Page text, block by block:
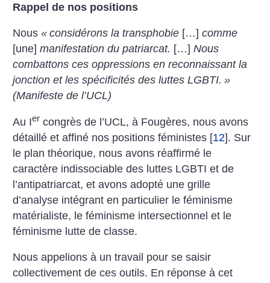
Rappel de nos positions
Nous« considérons la transphobie […]comme
[une]manifestation du patriarcat. […]Nous
combattons ces oppressions en reconnaissant la
jonction et les spécificités des luttes LGBTI. »
(Manifeste de l’UCL)
Au Ier congrès de l’UCL, à Fougères, nous avons
détaillé et affiné nos positions féministes [12]. Sur
le plan théorique, nous avons réaffirmé le
caractère indissociable des luttes LGBTI et de
l’antipatriarcat, et avons adopté une grille
d’analyse intégrant en particulier le féminisme
matérialiste, le féminisme intersectionnel et le
féminisme lutte de classe.
Nous appelions à un travail pour se saisir
collectivement de ces outils. En réponse à cet